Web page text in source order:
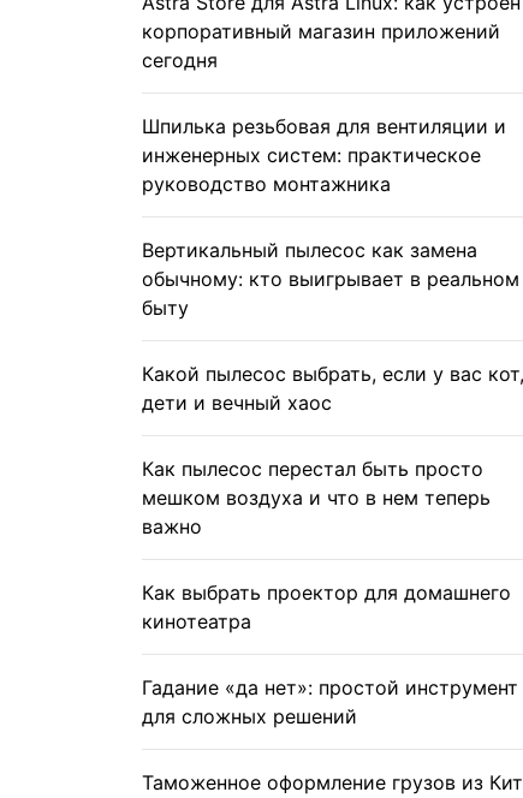
корпоративный магазин приложений
сегодня
Шпилька резьбовая для вентиляции и
инженерных систем: практическое
руководство монтажника
Вертикальный пылесос как замена
обычному: кто выигрывает в реальном
быту
Какой пылесос выбрать, если у вас кот,
дети и вечный хаос
Как пылесос перестал быть просто
мешком воздуха и что в нем теперь
важно
Как выбрать проектор для домашнего
кинотеатра
Гадание «да нет»: простой инструмент
для сложных решений
Таможенное оформление грузов из